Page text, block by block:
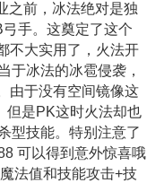
之前，冰法绝对是独
手。这奠定了这个
不大实用了，火法开
于冰法的冰雹侵袭，
由于没有空间镜像这
但是PK这时火法却也
型技能。特别注意了
可以得到意外惊喜哦
法值和技能攻击+技